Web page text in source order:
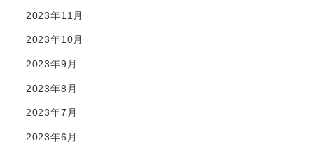
2023年11月
2023年10月
2023年9月
2023年8月
2023年7月
2023年6月